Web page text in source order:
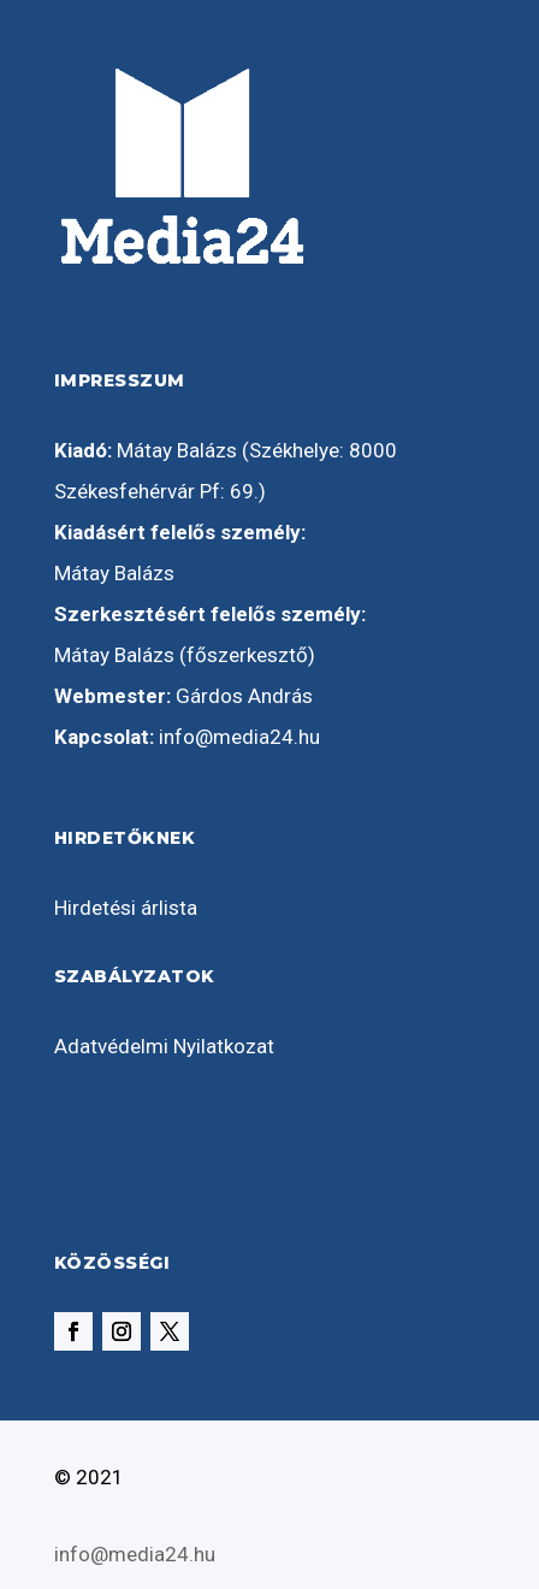
IMPRESSZUM
Kiadó:Mátay Balázs (Székhelye: 8000
Székesfehérvár Pf: 69.)
Kiadásért felelős személy:
Mátay Balázs
Szerkesztésért felelős személy:
Mátay Balázs (főszerkesztő)
Webmester:Gárdos András
Kapcsolat: info@media24.hu
HIRDETŐKNEK
Hirdetési árlista
SZABÁLYZATOK
Adatvédelmi Nyilatkozat
KÖZÖSSÉGI
© 2021
info@media24.hu